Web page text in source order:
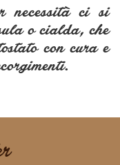
necessità ci si
o cialda, che
con cura e